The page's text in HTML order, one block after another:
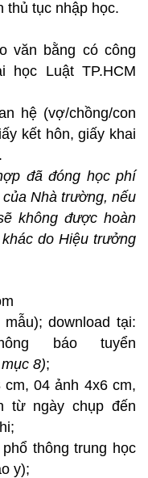
thủ tục nhập học.
văn bằng có công
học Luật TP.HCM
hệ (vợ/chồng/con
kết hôn, giấy khai
đã đóng học phí
Nhà trường, nếu
không được hoàn
do Hiệu trưởng
download tại:
báo tuyển
8);
04 ảnh 4x6 cm,
từ ngày chụp đến
thông trung học
y);